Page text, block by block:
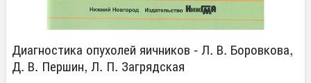
Диагностика опухолей яичников - Л. В. Боровкова,
Д. В. Першин, Л. П. Загрядская